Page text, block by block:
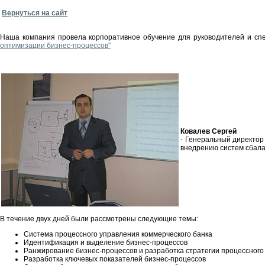
Вернуться на сайт
Наша компания провела корпоративное обучение для руководителей и
оптимизации бизнес-процессов"
Ковалев Сергей
- Генеральный
внедрению систем
В течение двух дней были рассмотрены следующие темы:
Система процессного управления коммерческого банка
Идентификация и выделение бизнес-процессов
Ранжирование бизнес-процессов и разработка стратегии
Разработка ключевых показателей бизнес-процессов